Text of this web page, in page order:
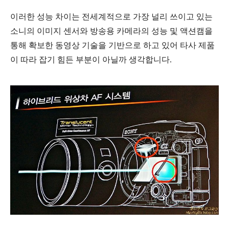
이러한 성능 차이는 전세계적으로 가장 널리 쓰이고 있는
소니의 이미지 센서와 방송용 카메라의 성능 및 액션캠을
통해 확보한 동영상 기술을 기반으로 하고 있어 타사 제품
이 따라 잡기 힘든 부분이 아닐까 생각합니다.